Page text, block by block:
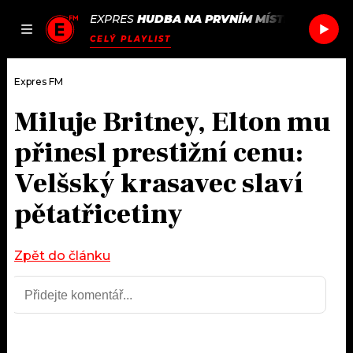
JAK
SEZNAM.CZ
EXPRES HUDBA NA PRVNÍM MÍSTĚ IKON
CELÝ PLAYLIST
DOMŮ
ČLÁNKY
AKTUÁLNĚ
HUDBA
PODCASTY
JAK NALADIT
RÁDIO
Expres FM
Miluje Britney, Elton mu
přinesl prestižní cenu:
Velšský krasavec slaví
pětatřicetiny
Zpět do článku